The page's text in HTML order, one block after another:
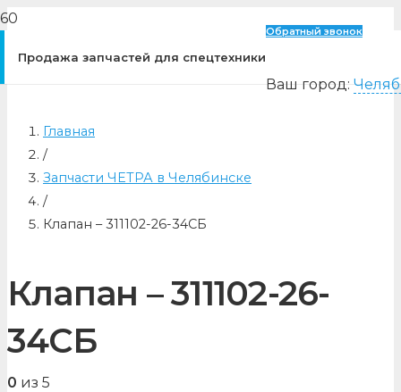
Продажа запчастей для спецтехники
Обратный звонок
Ваш город:
Главная
/
Запчасти ЧЕТРА в Челябинске
/
Клапан – 311102-26-34СБ
Клапан – 311102-26-
34СБ
0 из 5